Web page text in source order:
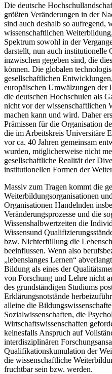
Die deutsche
größten Veränderungen in der
sind auch deshalb so aufregend,
wissenschaftlichen
Spektrum sowohl in der
darstellt, nun auch institutionelle
inzwischen gegeben sind, die
können. Die globalen
gesellschaftlichen
europäischen Umwälzungen der
die deutschen Hochschulen als
nicht vor der wissenschaftlichen
machen kann und wird. Daher
Prämissen für die Organisation
die im Arbeitskreis Universitäre
vor ca. 40 Jahren gemeinsam
wurden, möglicherweise nicht
gesellschaftliche Realität der
institutionellen Formen der
Massiv zum Tragen kommt die
Weiterbildungsorganisationen
Organisationen Handelnden
Veränderungsprozesse und die
Wissenshalbwertzeiten die
Wissensund
bzw. Nichterfüllung die
beeinflussen. Wenn also
„lebenslanges Lernen“
Bildung als eines der
von Forschung und Lehre nicht
des grundständigen Studiums
Erklärungsnotstände
alleine die
Sozialwissenschaften, die
Wirtschaftswissenschaften
keinesfalls Anspruch auf
interdisziplinären
Qualifikationskumulation der
die wissenschaftliche
fruchtbar sein bzw. werden.